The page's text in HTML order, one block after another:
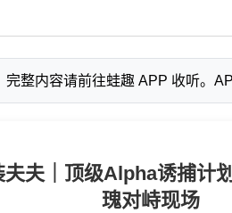
整内容请前往蛙趣 APP 收听。
夫｜顶级Alpha诱捕计
瑰对峙现场